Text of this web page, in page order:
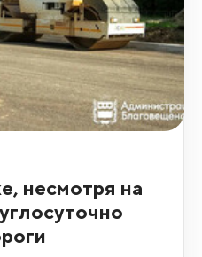
несмотря на